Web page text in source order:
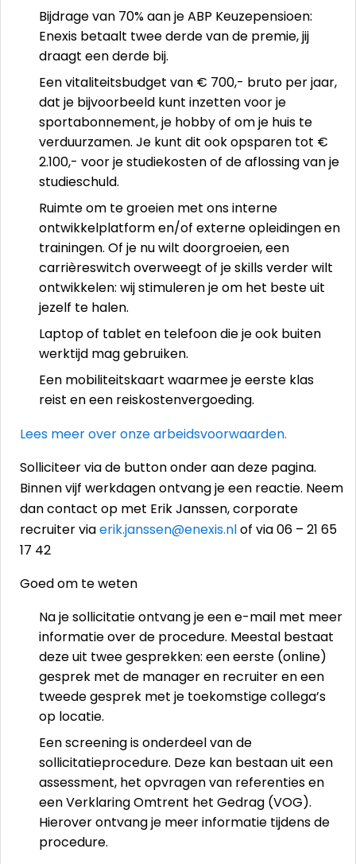
Bijdrage van 70% aan je ABP Keuzepensioen:
Enexis betaalt twee derde van de premie, jij
draagt een derde bij.
Een vitaliteitsbudget van € 700,- bruto per jaar,
dat je bijvoorbeeld kunt inzetten voor je
sportabonnement, je hobby of om je huis te
verduurzamen. Je kunt dit ook opsparen tot €
2.100,- voor je studiekosten of de aflossing van je
studieschuld.
Ruimte om te groeien met ons interne
ontwikkelplatform en/of externe opleidingen en
trainingen. Of je nu wilt doorgroeien, een
carrièreswitch overweegt of je skills verder wilt
ontwikkelen: wij stimuleren je om het beste uit
jezelf te halen.
Laptop of tablet en telefoon die je ook buiten
werktijd mag gebruiken.
Een mobiliteitskaart waarmee je eerste klas
reist en een reiskostenvergoeding.
Lees meer over onze arbeidsvoorwaarden.
Solliciteer via de button onder aan deze pagina.
Binnen vijf werkdagen ontvang je een reactie. Neem
dan contact op met Erik Janssen, corporate
recruiter viaerik.janssen@enexis.nlof via 06 – 21 65
17 42
Goed om te weten
Na je sollicitatie ontvang je een e-mail met meer
informatie over de procedure. Meestal bestaat
deze uit twee gesprekken: een eerste (online)
gesprek met de manager en recruiter en een
tweede gesprek met je toekomstige collega’s
op locatie.
Een screening is onderdeel van de
sollicitatieprocedure. Deze kan bestaan uit een
assessment, het opvragen van referenties en
een Verklaring Omtrent het Gedrag (VOG).
Hierover ontvang je meer informatie tijdens de
procedure.